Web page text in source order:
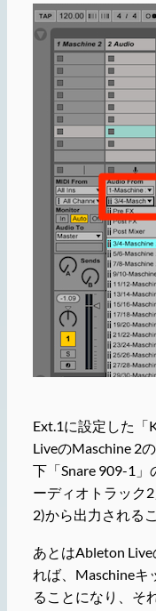
Ext.1に設定した「
LiveのMaschine 2
下「Snare 909-1
ーディオトラック
2)から出力される
あとはAbleton
れば、Maschineキ
ることになり、そ